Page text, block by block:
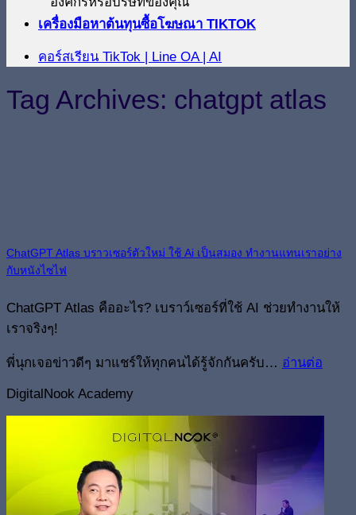
เครื่องมือหาต้นทุนซื้อโฆษณา TIKTOK
คอร์สเรียน TikTok | Line OA | AI
Tag Archives: chatgpt atlas
ChatGPT Atlas บราวเซอร์ตัวใหม่ ใช้ Ai เป็นสมอง ทำงานแทนเราอย่าง
กับหนังไซไฟ
ChatGPT Atlas คืออะไร? เบราว์เซอร์ที่ใช้ AI ช่วยทำงานให้
เราจริงๆ!
พี่นุกเจอข่าวดีๆ มาแชร์ให้ทุกคนได้รู้จักกันครับ… อ่านต่อ
DigitalNook Academy